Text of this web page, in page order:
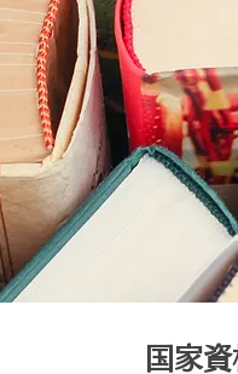
国家